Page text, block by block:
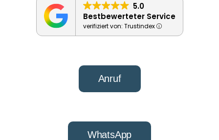
5.0
Bestbewerteter Service
verifiziert von: Trustindex
Anruf
WhatsApp